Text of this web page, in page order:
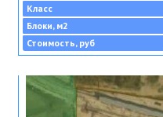
Класс
Блоки, м2
Стоимость, руб